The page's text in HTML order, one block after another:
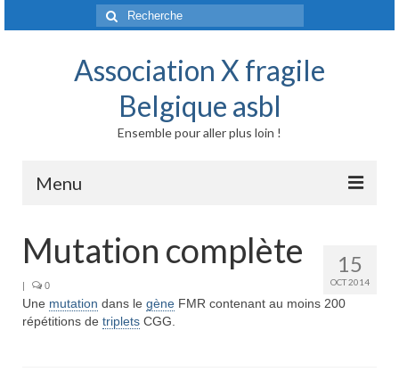
Rechercher
:
Association X fragile
Belgique asbl
Ensemble pour aller plus loin !
Menu
Syndrome X fragile et maladies liées
Origine génétique
15
OCT 2014
Mutation complète
| 0
Une mutation dans le gène FMR contenant au moins 200
répétitions de triplets CGG.